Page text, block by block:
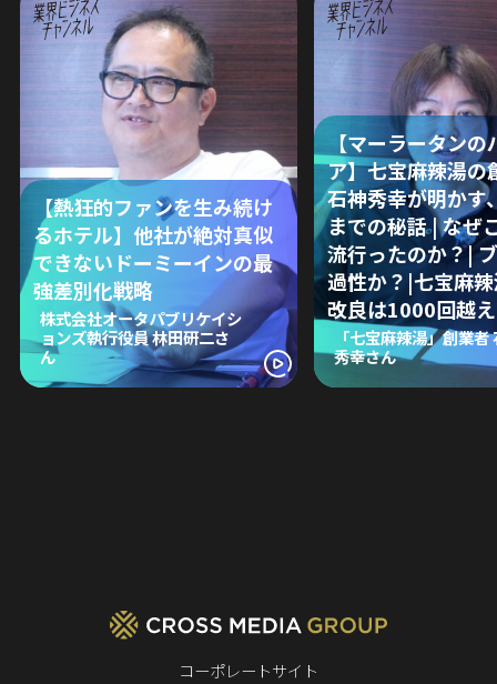
【熱狂的ファンを生み続け
るホテル】他社が絶対真似
できないドーミーインの最
強差別化戦略
株式会社オータパブリケイシ
ョンズ執行役員 林田研二さ
ん
【マーラータン
ア】七宝麻辣湯の
石神秀幸が明かす
までの秘話 | なぜ
流行ったのか？|
過性か？|七宝麻
改良は1000回越
「七宝麻辣湯」創業者
秀幸さん
コーポレートサイト